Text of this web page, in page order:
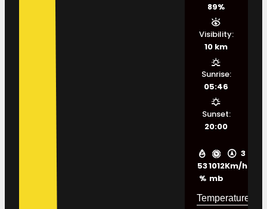
53
%
1012
mb
3
Km/h
89%
Visibility:
10 km
Sunrise:
05:46
Sunset:
20:00